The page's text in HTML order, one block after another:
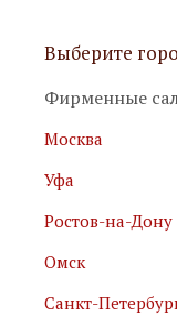
Я принимаю
Я соглашаюсь с
Выберите
Фирменные
Москва
Уфа
Ростов-на-Дону
Омск
Санкт-